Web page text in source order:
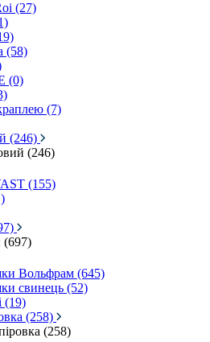
(27)
(58)
(0)
(7)
(246)
(246)
(155)
Вольфрам (645)
свинець (52)
(19)
(258)
(258)